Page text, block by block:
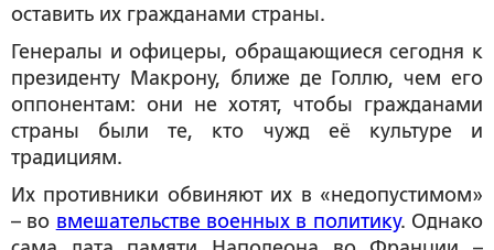
оставить их гражданами страны.
Генералы и офицеры, обращающиеся сегодня к
президенту Макрону, ближе де Голлю, чем его
оппонентам: они не хотят, чтобы гражданами
страны были те, кто чужд её культуре и
традициям.
Их противники обвиняют их в «недопустимом»
– во вмешательстве военных в политику. Однако